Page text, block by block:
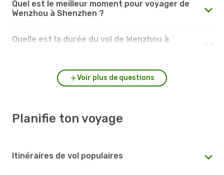
Quel est le meilleur moment pour voyager de
Wenzhou à Shenzhen ?
Quelle est la durée du vol de Wenzhou à
Voir plus de questions
Planifie ton voyage
Itinéraires de vol populaires